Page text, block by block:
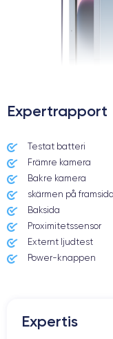
Date de sortie
7/09/2022
Dimensions
OLED 6.7 pouces
Expertrapport
Testat batteri
Främre kamera
Bakre kamera
skärmen på
Baksida
Proximitetssensor
Externt ljudtest
Power-knappen
Högtalare
Expertis